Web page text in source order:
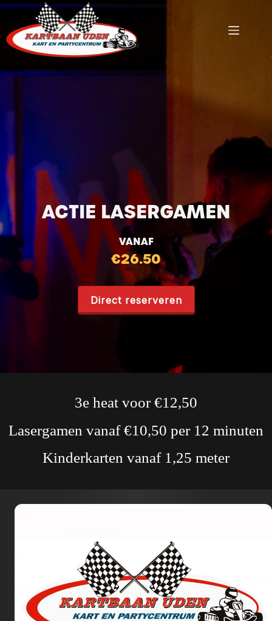
Ga
inhoud
ACTIE LASERGAMEN
VANAF
€26.50
Direct reserveren
3e heat voor €12,50
Lasergamen vanaf €10,50 per 12 minuten
Kinderkarten vanaf 1,25 meter